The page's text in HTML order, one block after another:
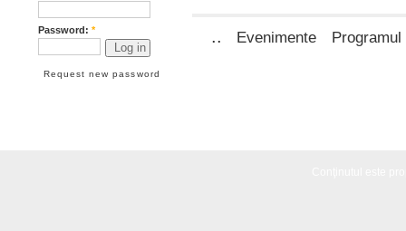
Password: *
Request new password
.. Evenimente